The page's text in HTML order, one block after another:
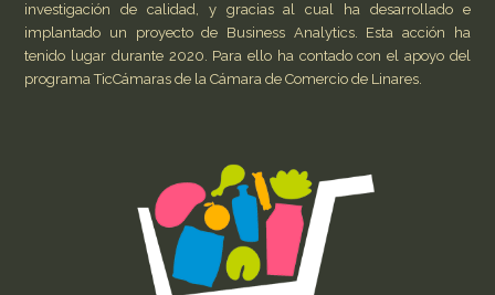
investigación de calidad, y gracias al cual ha desarrollado e
implantado un proyecto de Business Analytics. Esta acción ha
tenido lugar durante 2020. Para ello ha contado con el apoyo del
programa TicCámaras de la Cámara de Comercio de Linares.